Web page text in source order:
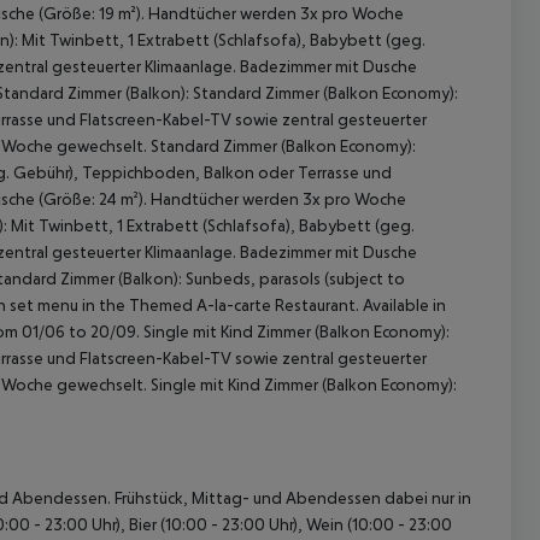
(Größe: 19 m²). Handtücher werden 3x pro Woche
Mit Twinbett, 1 Extrabett (Schlafsofa), Babybett (geg.
gesteuerter Klimaanlage. Badezimmer mit Dusche
Zimmer (Balkon): Standard Zimmer (Balkon Economy):
und Flatscreen-Kabel-TV sowie zentral gesteuerter
gewechselt. Standard Zimmer (Balkon Economy):
Teppichboden, Balkon oder Terrasse und
(Größe: 24 m²). Handtücher werden 3x pro Woche
Mit Twinbett, 1 Extrabett (Schlafsofa), Babybett (geg.
gesteuerter Klimaanlage. Badezimmer mit Dusche
Zimmer (Balkon): Sunbeds, parasols (subject to
set menu in the Themed A-la-carte Restaurant. Available in
01/06 to 20/09. Single mit Kind Zimmer (Balkon Economy):
und Flatscreen-Kabel-TV sowie zentral gesteuerter
gewechselt. Single mit Kind Zimmer (Balkon Economy):
Abendessen. Frühstück, Mittag- und Abendessen dabei nur in
- 23:00 Uhr), Bier (10:00 - 23:00 Uhr), Wein (10:00 - 23:00